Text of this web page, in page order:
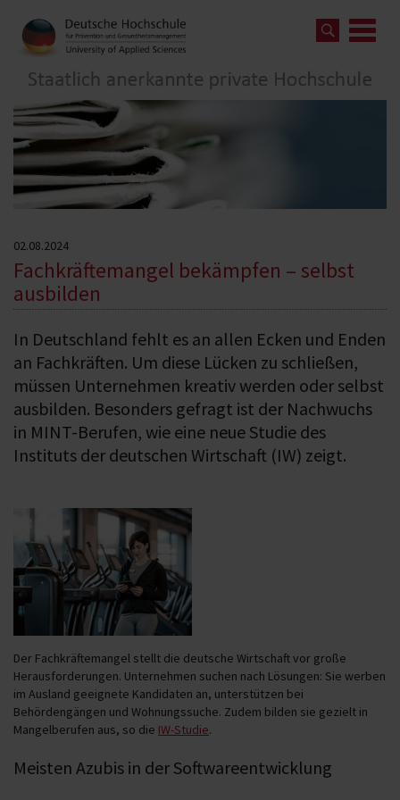
02.08.2024
Fachkräftemangel bekämpfen – selbst
ausbilden
In Deutschland fehlt es an allen Ecken und Enden
an Fachkräften. Um diese Lücken zu schließen,
müssen Unternehmen kreativ werden oder selbst
ausbilden. Besonders gefragt ist der Nachwuchs
in MINT-Berufen, wie eine neue Studie des
Instituts der deutschen Wirtschaft (IW) zeigt.
Der Fachkräftemangel stellt die deutsche Wirtschaft vor große
Herausforderungen. Unternehmen suchen nach Lösungen: Sie werben
im Ausland geeignete Kandidaten an, unterstützen bei
Behördengängen und Wohnungssuche. Zudem bilden sie gezielt in
Mangelberufen aus, so die IW-Studie.
Meisten Azubis in der Softwareentwicklung